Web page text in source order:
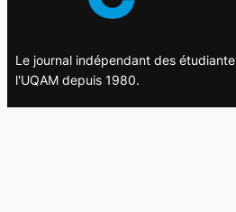
Le journal indépendant des
l'UQAM depuis 1980.